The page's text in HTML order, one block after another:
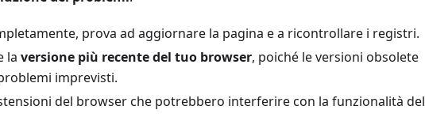
prova ad aggiornare la pagina e a ricontrollare i registri.
la versione più recente del tuo browser, poiché le versioni obsolete
imprevisti.
del browser che potrebbero interferire con la funzionalità del